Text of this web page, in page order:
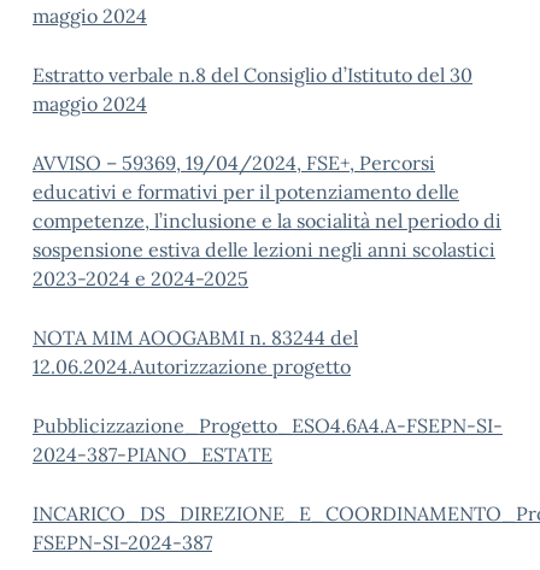
maggio 2024
Estratto verbale n.8 del Consiglio d’Istituto del 30
maggio 2024
AVVISO – 59369, 19/04/2024, FSE+, Percorsi
educativi e formativi per il potenziamento delle
competenze, l’inclusione e la socialità nel periodo di
sospensione estiva delle lezioni negli anni scolastici
2023-2024 e 2024-2025
NOTA MIM AOOGABMI n. 83244 del
12.06.2024.Autorizzazione progetto
Pubblicizzazione_Progetto_ESO4.6A4.A-FSEPN-SI-
2024-387-PIANO_ESTATE
FSEPN-SI-2024-387